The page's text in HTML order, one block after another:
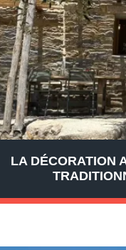
LA DÉCORATION